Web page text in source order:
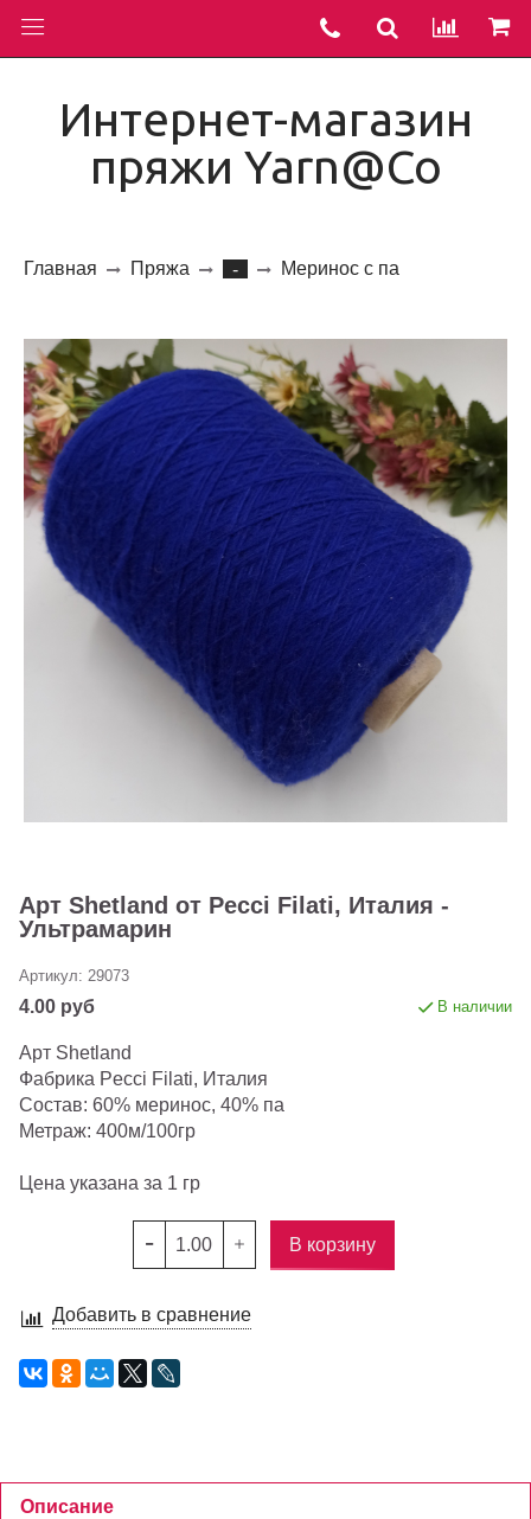
Интернет-магазин
пряжи Yarn@Co
Главная Пряжа - Меринос с па
Арт Shetland от Pecci Filati, Италия -
Ультрамарин
Артикул: 29073
4.00 руб В наличии
Арт Shetland
Фабрика Pecci Filati, Италия
Состав: 60% меринос, 40% па
Метраж: 400м/100гр
Цена указана за 1 гр
В корзину
Добавить в сравнение
Описание